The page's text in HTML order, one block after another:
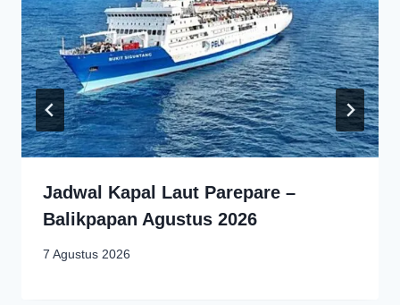
Jadwal Kapal Laut Parepare –
Balikpapan Agustus 2026
7 Agustus 2026